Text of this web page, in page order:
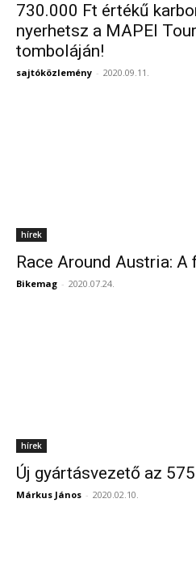
730.000 Ft értékű
nyerhetsz a MAPEI
tomboláján!
sajtóközlemény - 2020.09.11.
hírek
Race Around Austria:
Bikemag - 2020.07.24.
hírek
Új gyártásvezető az
Márkus János - 2020.02.10.